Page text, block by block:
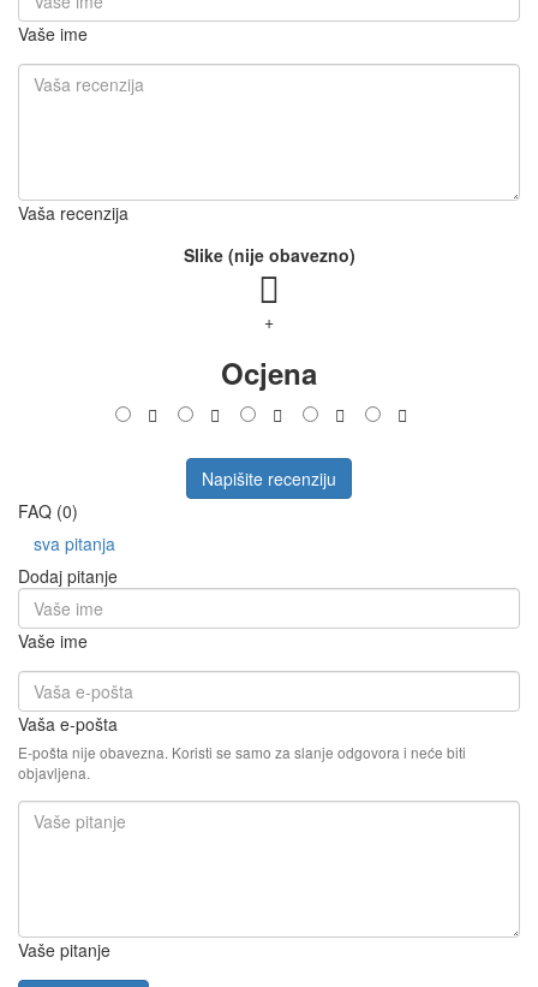
Vaše ime
Vaša recenzija
Slike (nije obavezno)
+
Ocjena
Napišite recenziju
FAQ (0)
sva pitanja
Dodaj pitanje
Vaše ime
Vaša e-pošta
E-pošta nije obavezna. Koristi se samo za slanje odgovora i neće biti
objavljena.
Vaše pitanje